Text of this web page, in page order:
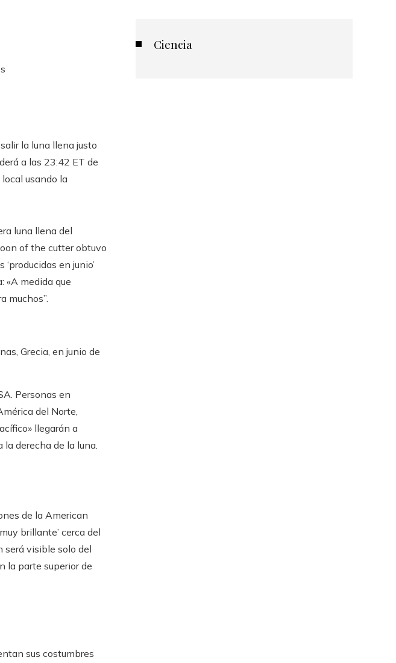
la luna llena justo
a las 23:42 ET de
usando la
luna llena del
of the cutter obtuvo
en junio’
«A medida que
muchos”.
Grecia, en junio de
Personas en
del Norte,
llegarán a
derecha de la luna.
de la American
brillante’ cerca del
será visible solo del
la parte superior de
sus costumbres
Ciencia